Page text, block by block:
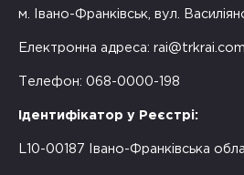
м. Івано-Франківськ, вул.
Електронна адреса: rai@trkrai.com
Телефон: 068-0000-198
Ідентифікатор у Реєстрі:
L10-00187 Івано-Франківська